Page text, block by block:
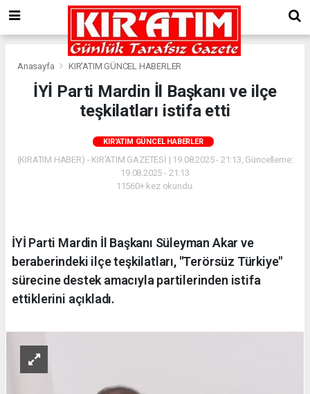
Anasayfa KIR'ATIM GÜNCEL HABERLER
İYİ Parti Mardin İl Başkanı ve ilçe
teşkilatları istifa etti
KIR'ATIM GÜNCEL HABERLER
(KIRATIM HABER) - KIR'ATIM GAZETESİ | 19.08.2025 - 21:13, Güncelleme:
19.08.2025 - 21:13
11560+ kez okundu.
İYİ Parti Mardin İl Başkanı Süleyman Akar ve
beraberindeki ilçe teşkilatları, "Terörsüz Türkiye"
sürecine destek amacıyla partilerinden istifa
ettiklerini açıkladı.